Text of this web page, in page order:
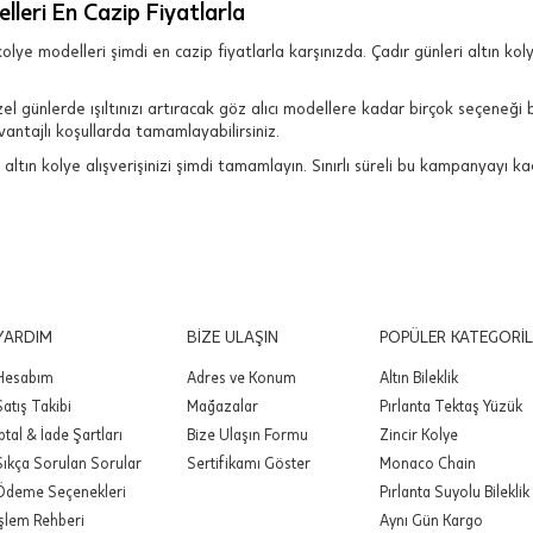
En Cazip Fiyatlarla
modelleri şimdi en cazip fiyatlarla karşınızda. Çadır günleri altın
ışıltınızı artıracak göz alıcı modellere kadar birçok
koşullarda tamamlayabilirsiniz.
kolye alışverişinizi şimdi tamamlayın. Sınırlı süreli bu kampanyayı
Takibi
& İade Şartları
Sorulan Sorular
Seçenekleri
Rehberi
BİZE ULAŞIN
Adres ve Konum
Mağazalar
Bize Ulaşın Formu
Sertifikamı Göster
POPÜLER
Altın Bileklik
Pırlanta Tektaş Yüzük
Zincir Kolye
Monaco Chain
Pırlanta Suyolu Bileklik
Aynı Gün Kargo